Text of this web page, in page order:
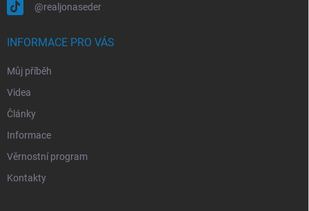
@realjonaseder
INFORMACE PRO VÁS
Můj příběh
Videa
Články
Informace
Věrnostní program
Kontakty